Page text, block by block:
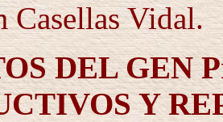
Casellas Vidal.
DEL GEN
Y